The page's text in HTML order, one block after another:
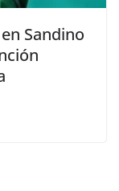
Sandino